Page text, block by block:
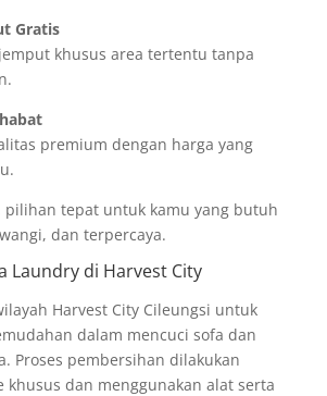
Gratis
khusus area tertentu tanpa
premium dengan harga yang
pilihan tepat untuk kamu yang butuh
dan terpercaya.
Laundry di Harvest City
Harvest City Cileungsi untuk
dalam mencuci sofa dan
Proses pembersihan dilakukan
khusus dan menggunakan alat serta